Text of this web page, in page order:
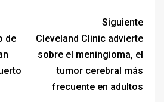
de
Siguiente
Cleveland Clinic advierte
sobre el meningioma, el
tumor cerebral más
frecuente en adultos